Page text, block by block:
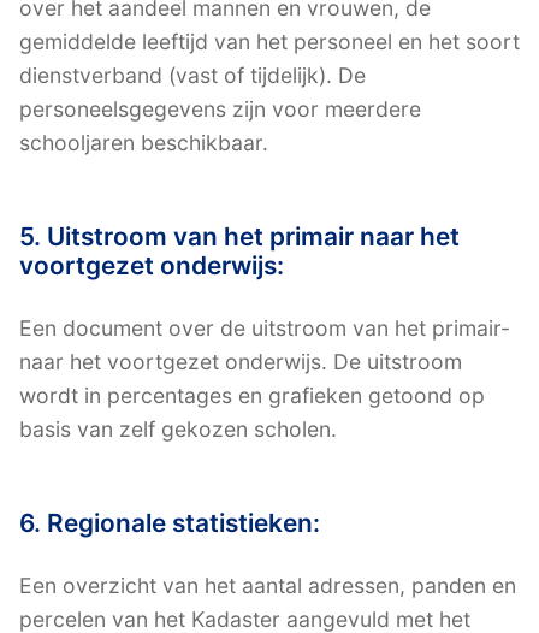
over het aandeel mannen en vrouwen, de
gemiddelde leeftijd van het personeel en het soort
dienstverband (vast of tijdelijk). De
personeelsgegevens zijn voor meerdere
schooljaren beschikbaar.
5. Uitstroom van het primair naar het
voortgezet onderwijs:
Een document over de uitstroom van het primair-
naar het voortgezet onderwijs. De uitstroom
wordt in percentages en grafieken getoond op
basis van zelf gekozen scholen.
6. Regionale statistieken:
Een overzicht van het aantal adressen, panden en
percelen van het Kadaster aangevuld met het